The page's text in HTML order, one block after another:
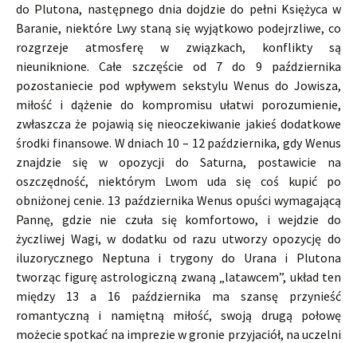
do Plutona, następnego dnia dojdzie do pełni Księżyca w
Baranie, niektóre Lwy staną się wyjątkowo podejrzliwe, co
rozgrzeje atmosferę w związkach, konflikty są
nieuniknione. Całe szczęście od 7 do 9 października
pozostaniecie pod wpływem sekstylu Wenus do Jowisza,
miłość i dążenie do kompromisu ułatwi porozumienie,
zwłaszcza że pojawią się nieoczekiwanie jakieś dodatkowe
środki finansowe. W dniach 10 – 12 października, gdy Wenus
znajdzie się w opozycji do Saturna, postawicie na
oszczędność, niektórym Lwom uda się coś kupić po
obniżonej cenie. 13 października Wenus opuści wymagającą
Pannę, gdzie nie czuła się komfortowo, i wejdzie do
życzliwej Wagi, w dodatku od razu utworzy opozycję do
iluzorycznego Neptuna i trygony do Urana i Plutona
tworząc figurę astrologiczną zwaną „latawcem”, układ ten
między 13 a 16 października ma szansę przynieść
romantyczną i namiętną miłość, swoją drugą połowę
możecie spotkać na imprezie w gronie przyjaciół, na uczelni